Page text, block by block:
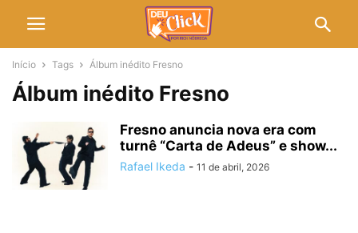
Início Tags Álbum inédito Fresno
Álbum inédito Fresno
Fresno anuncia nova era com
turnê “Carta de Adeus” e show...
Rafael Ikeda - 11 de abril, 2026